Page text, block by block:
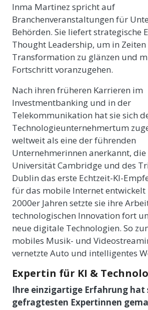
Inma Martinez spricht auf
Branchenveranstaltungen für
Behörden. Sie liefert strategische
Thought Leadership, um in
Transformation zu glänzen und
Fortschritt voranzugehen.
Nach ihren früheren Karrieren im
Investmentbanking und in der
Telekommunikation hat sie sich
Technologieunternehmertum
weltweit als eine der führenden
Unternehmerinnen anerkannt,
Universität Cambridge und des
Dublin das erste Echtzeit-KI-
für das mobile Internet entwickelt
2000er Jahren setzte sie ihre
technologischen Innovation fort
neue digitale Technologien. So
mobiles Musik- und
vernetzte Auto und intelligentes
Expertin für KI &
Ihre einzigartige Erfahrung hat
gefragtesten Expertinnen